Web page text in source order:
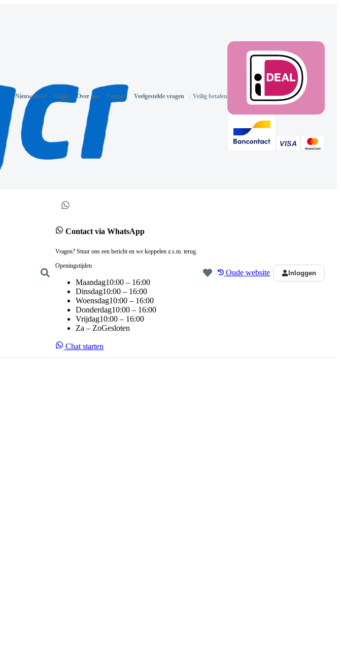
Nieuwsbrief Stages Over ons Contact Veelgestelde vragen | Veilig betalen
Contact via WhatsApp
Vragen? Stuur ons een bericht en we koppelen z.s.m. terug.
Openingstijden
Maandag10:00 – 16:00
Dinsdag10:00 – 16:00
Woensdag10:00 – 16:00
Donderdag10:00 – 16:00
Vrijdag10:00 – 16:00
Za – ZoGesloten
Chat starten
Oude website Inloggen